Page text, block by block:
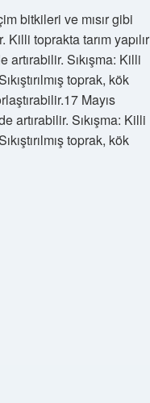
bitkileri ve mısır gibi
toprakta tarım yapılır
Sıkışma: Killi
toprak, kök
Mayıs
artırabilir. Sıkışma: Killi
toprak, kök